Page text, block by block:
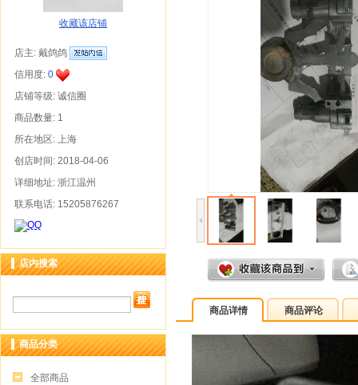
收藏该店铺
店主: 戴鸽鸽
信用度: 0
店铺等级: 诚信圈
商品数量: 1
所在地区: 上海
创店时间: 2018-04-06
详细地址: 浙江温州
联系电话: 15205876267
店内搜索
商品分类
全部商品
商品详情 商品评论